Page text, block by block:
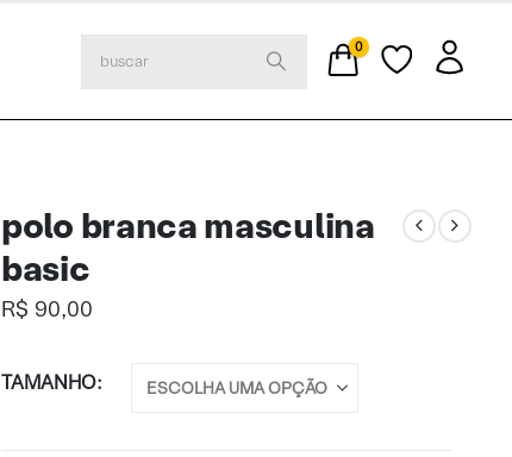
0
polo branca masculina
basic
R$ 90,00
TAMANHO